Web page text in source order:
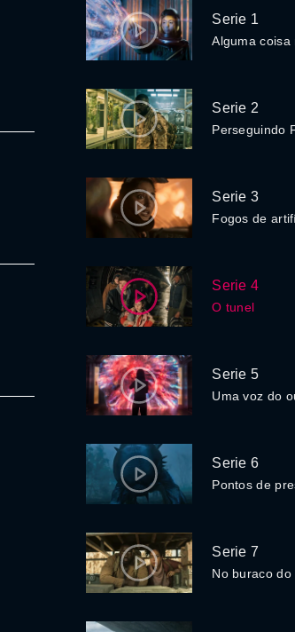
Serie 1
Alguma coisa
Serie 2
Perseguindo
Serie 3
Fogos de
Serie 4
O tunel
Serie 5
Uma voz do
Serie 6
Pontos de
Serie 7
No buraco do